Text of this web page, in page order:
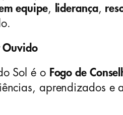
equipe, liderança,
Ouvido
Sol é o Fogo de
aprendizados e